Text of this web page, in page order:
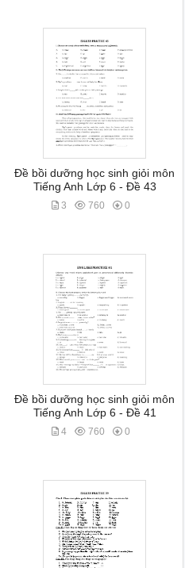
Đề bồi dưỡng học sinh giỏi môn
Tiếng Anh Lớp 6 - Đề 43
3 760 0
Đề bồi dưỡng học sinh giỏi môn
Tiếng Anh Lớp 6 - Đề 41
4 760 0